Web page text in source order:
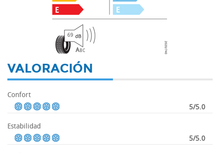
69
ABC
VALORACIÓN
Confort
5/5.0
Estabilidad
5/5.0